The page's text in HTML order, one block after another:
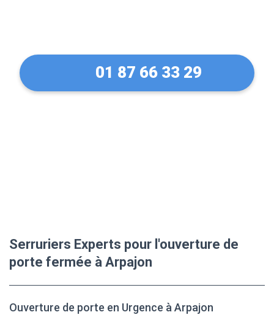
01 87 66 33 29
Serruriers Experts pour l'ouverture de
porte fermée à Arpajon
Ouverture de porte en Urgence à Arpajon